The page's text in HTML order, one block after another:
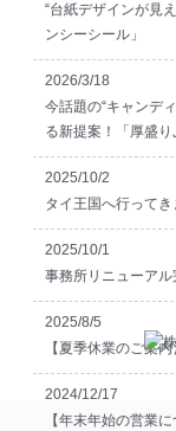
“台紙デザインが見
ンシーシール」
2026/3/18
今話題の“キャンデ
る新提案！「厚盛り
2025/10/2
タイ王国へ行ってき
2025/10/1
事務所リニューアル
2025/8/5
【夏季休業のご案内
2024/12/17
【年末年始の営業に